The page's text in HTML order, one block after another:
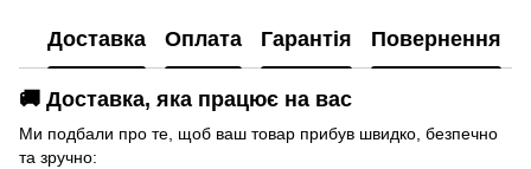
Доставка Оплата Гарантія Повернення
🚚 Доставка, яка працює на вас
Ми подбали про те, щоб ваш товар прибув швидко, безпечно
та зручно: